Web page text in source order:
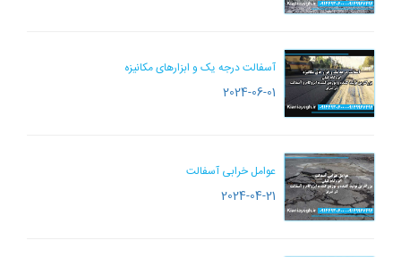
آسفالت درجه یک و ابزارهای مکانیزه
2024-06-01
عوامل خرابی آسفالت
2024-04-21